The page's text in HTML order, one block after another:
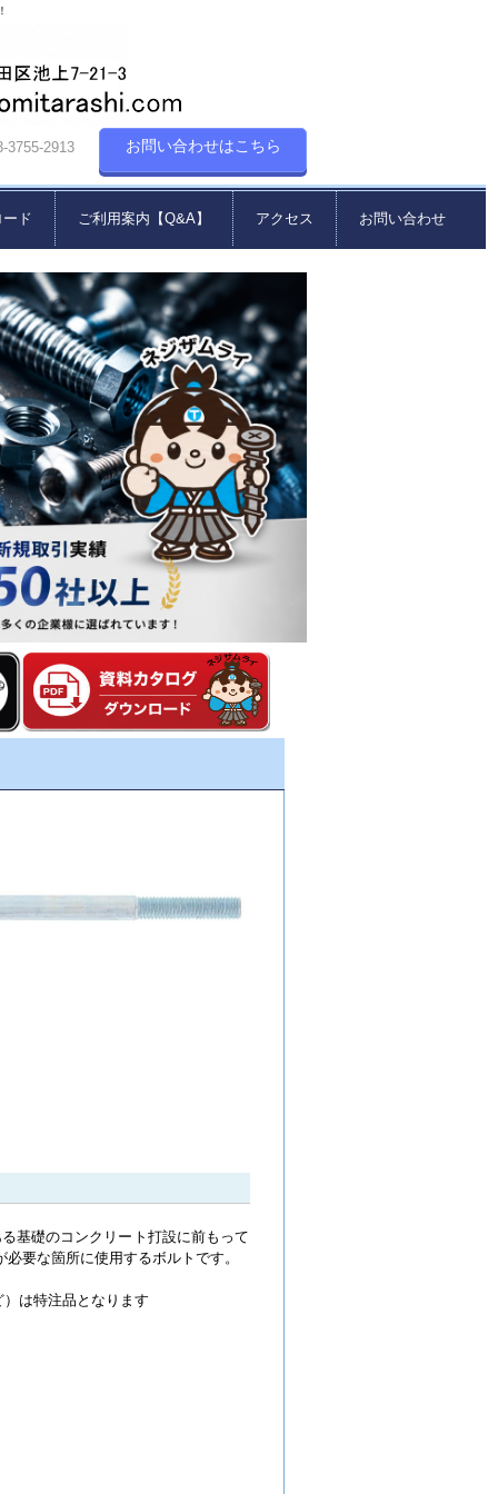
2913 お問い合わせはこちら
ド ご利用案内【Q&A】 アクセス お問い合わせ
基礎のコンクリート打設に前もって
要な箇所に使用するボルトです。
は特注品となります